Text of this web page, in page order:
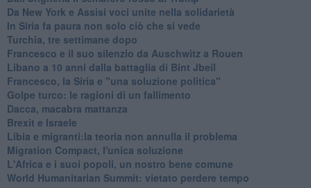
Da New York e Assisi voci unite nella solidarietà
In Siria fa paura non solo ciò che si vede
Turchia, tre settimane dopo
Francesco e il suo silenzio da Auschwitz a Rouen
Libano a 10 anni dalla battaglia di Bint Jbeil
Francesco, la Siria e "una soluzione politica"
Golpe turco: le ragioni di un fallimento
Dacca, macabra mattanza
Brexit e Israele
Libia e migranti:la teoria non annulla il problema
Migration Compact, l'unica soluzione
L'Africa e i suoi popoli, un nostro bene comune
World Humanitarian Summit: vietato perdere tempo